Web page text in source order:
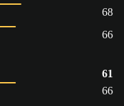
68
66
61
66